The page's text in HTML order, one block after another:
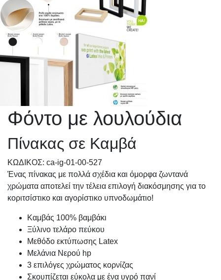
Φόντο με λουλούδια
Πίνακας σε Καμβά
KΩΔΙΚΟΣ: ca-ig-01-00-527
Ένας πίνακας με πολλά σχέδια και όμορφα ζωντανά
χρώματα αποτελεί την τέλεια επιλογή διακόσμησης για το
κοριτσίστικο και αγορίστικο υπνοδωμάτιο!
Καμβάς 100% βαμβάκι
Ξύλινο τελάρο πεύκου
Μεθόδο εκτύπωσης Latex
Μελάνια Νερού hp
3 επιλόγες χρώματος κορνίζας
Σκουπίζεται εύκολα με ένα υγρό πανί